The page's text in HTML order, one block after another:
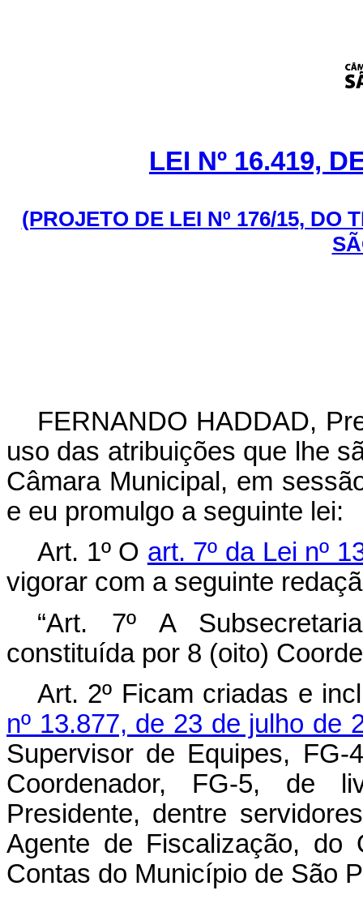
LEI Nº 16.419,
(PROJETO DE LEI Nº 176/15, DO
FERNANDO HADDAD,
uso das atribuições que lhe
Câmara Municipal, em
e eu promulgo a seguinte lei:
Art. 1º O art. 7º da Lei nº
vigorar com a seguinte
“Art. 7º A
constituída por 8 (oito)
Art. 2º Ficam criadas e
nº 13.877, de 23 de julho de
Supervisor de Equipes,
Coordenador, FG-5, de
Presidente, dentre
Agente de Fiscalização, do
Contas do Município de São